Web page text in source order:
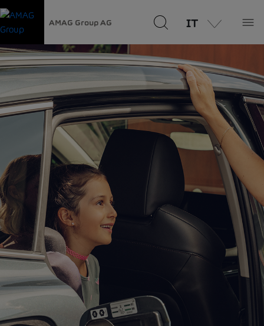
AMAG Group AG IT